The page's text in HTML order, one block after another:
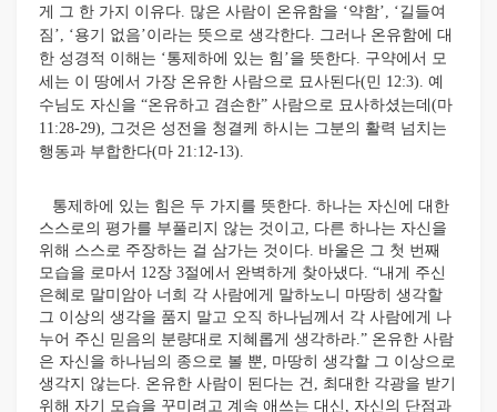
게 그 한 가지 이유다. 많은 사람이 온유함을 ‘약함’, ‘길들여
짐’, ‘용기 없음’이라는 뜻으로 생각한다. 그러나 온유함에 대
한 성경적 이해는 ‘통제하에 있는 힘’을 뜻한다. 구약에서 모
세는 이 땅에서 가장 온유한 사람으로 묘사된다(민 12:3). 예
수님도 자신을 “온유하고 겸손한” 사람으로 묘사하셨는데(마
11:28-29), 그것은 성전을 청결케 하시는 그분의 활력 넘치는
행동과 부합한다(마 21:12-13).
통제하에 있는 힘은 두 가지를 뜻한다. 하나는 자신에 대한
스스로의 평가를 부풀리지 않는 것이고, 다른 하나는 자신을
위해 스스로 주장하는 걸 삼가는 것이다. 바울은 그 첫 번째
모습을 로마서 12장 3절에서 완벽하게 찾아냈다. “내게 주신
은혜로 말미암아 너희 각 사람에게 말하노니 마땅히 생각할
그 이상의 생각을 품지 말고 오직 하나님께서 각 사람에게 나
누어 주신 믿음의 분량대로 지혜롭게 생각하라.” 온유한 사람
은 자신을 하나님의 종으로 볼 뿐, 마땅히 생각할 그 이상으로
생각지 않는다. 온유한 사람이 된다는 건, 최대한 각광을 받기
위해 자기 모습을 꾸미려고 계속 애쓰는 대신, 자신의 단점과